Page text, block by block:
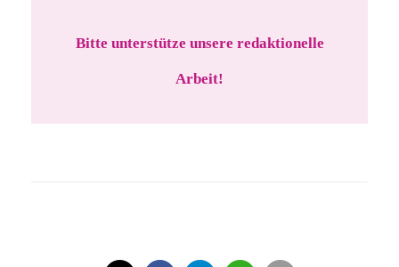
Bitte unterstütze unsere redaktionelle
Arbeit!